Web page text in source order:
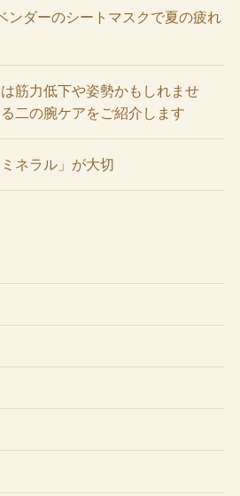
ンダーのシートマスクで夏の疲れ
筋力低下や姿勢かもしれませ
二の腕ケアをご紹介します
ネラル」が大切